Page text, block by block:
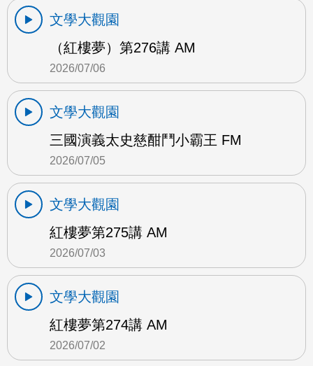
文學大觀園
（紅樓夢）第276講 AM
2026/07/06
文學大觀園
三國演義太史慈酣鬥小霸王 FM
2026/07/05
文學大觀園
紅樓夢第275講 AM
2026/07/03
文學大觀園
紅樓夢第274講 AM
2026/07/02